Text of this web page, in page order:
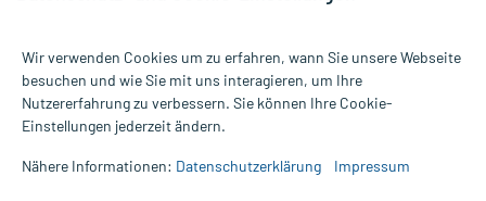
Alle Preise gelten inkl. MwSt., ggf. zzgl. Versandkosten
Informationen auf dieser Website werden ausschließlich für
die Untersuchung und Behandlung durch einen Arzt. Bitte
Wir verwenden Cookies um zu erfahren, wann Sie unsere Webseite
besuchen und wie Sie mit uns interagieren, um Ihre
Nutzererfahrung zu verbessern. Sie können Ihre Cookie-
Einstellungen jederzeit ändern.
Nähere Informationen: Datenschutzerklärung Impressum